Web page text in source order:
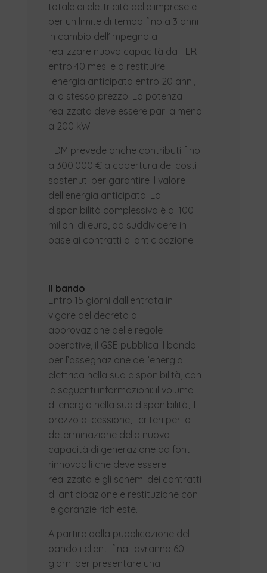
totale di elettricità delle imprese e
per un limite di tempo fino a 3 anni
in cambio dell’impegno a
realizzare nuova capacità da FER
entro 40 mesi e a restituire
l’energia anticipata entro 20 anni,
allo stesso prezzo. La potenza
realizzata deve essere pari almeno
a 200 kW.
Il DM prevede anche contributi fino
a 300.000 € a copertura dei costi
sostenuti per garantire il valore
dell’energia anticipata. La
disponibilità complessiva è di 100
milioni di euro, da suddividere in
base ai contratti di anticipazione.
Il bando
Entro 15 giorni dall’entrata in
vigore del decreto di
approvazione delle regole
operative, il GSE pubblica il bando
per l’assegnazione dell’energia
elettrica nella sua disponibilità, con
le seguenti informazioni: il volume
di energia nella sua disponibilità, il
prezzo di cessione, i criteri per la
determinazione della nuova
capacità di generazione da fonti
rinnovabili che deve essere
realizzata e gli schemi dei contratti
di anticipazione e restituzione con
le garanzie richieste.
A partire dalla pubblicazione del
bando i clienti finali avranno 60
giorni per presentare una